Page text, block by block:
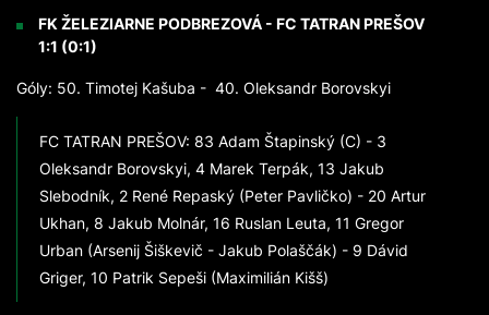
FK ŽELEZIARNE PODBREZOVÁ - FC TATRAN PREŠOV
1:1 (0:1)
Góly: 50. Timotej Kašuba - 40. Oleksandr Borovskyi
FC TATRAN PREŠOV: 83 Adam Štapinský (C) - 3
Oleksandr Borovskyi, 4 Marek Terpák, 13 Jakub
Slebodník, 2 René Repaský (Peter Pavličko) - 20 Artur
Ukhan, 8 Jakub Molnár, 16 Ruslan Leuta, 11 Gregor
Urban (Arsenij Šiškevič - Jakub Polaščák) - 9 Dávid
Griger, 10 Patrik Sepeši (Maximilián Kišš)